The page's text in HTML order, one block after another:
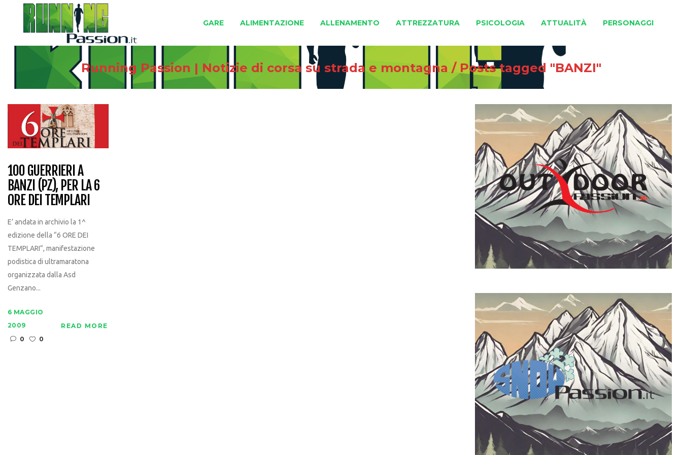
GARE ALIMENTAZIONE ALLENAMENTO ATTREZZATURA PSICOLOGIA ATTUALITÀ PERSONAGGI
Running Passion | Notizie di corsa su strada e montagna / Posts tagged "BANZI"
100 GUERRIERI A
BANZI (PZ), PER LA 6
ORE DEI TEMPLARI
E’ andata in archivio la 1^
edizione della “6 ORE DEI
TEMPLARI”, manifestazione
podistica di ultramaratona
organizzata dalla Asd
Genzano...
6 MAGGIO
2009
0
0
READ MORE